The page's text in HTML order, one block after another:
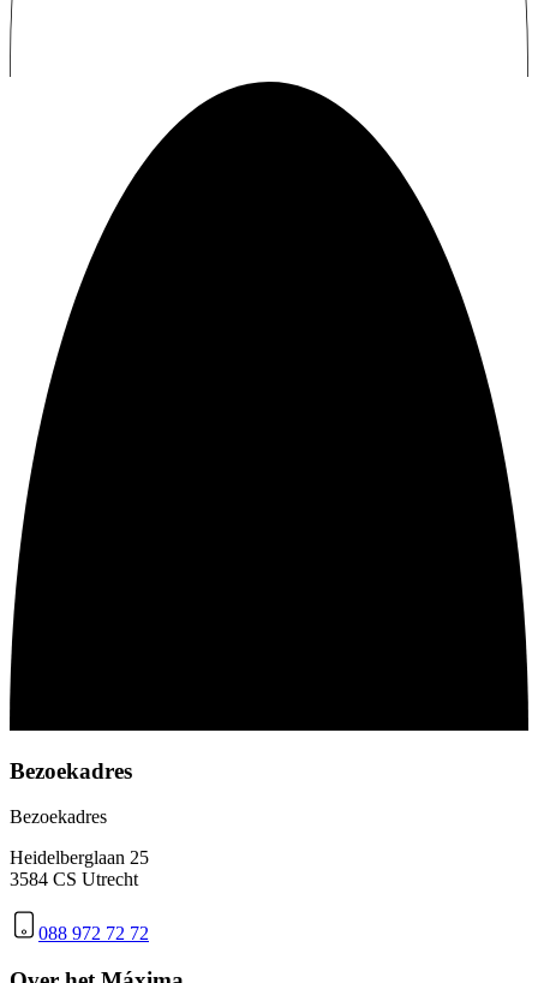
Bezoekadres
Bezoekadres
Heidelberglaan 25
3584 CS Utrecht
088 972 72 72